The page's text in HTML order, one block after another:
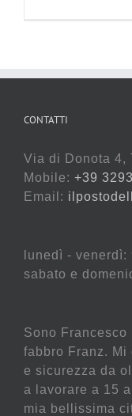
CONTATTI
Via di Donota 4,
Mobile: +39
Email:
lunedì -
sabato e
Sono Francesco
fabbro Franz.
e sicurezza da
a lavorare a 15
mia bellissima